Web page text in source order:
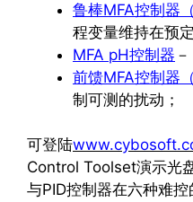
鲁棒MFA控制器
程变量维持在预
MFA pH控制器
前馈MFA控制器
制可测的扰动；
可登陆
Control Toolset演示光
与PID控制器在六种难